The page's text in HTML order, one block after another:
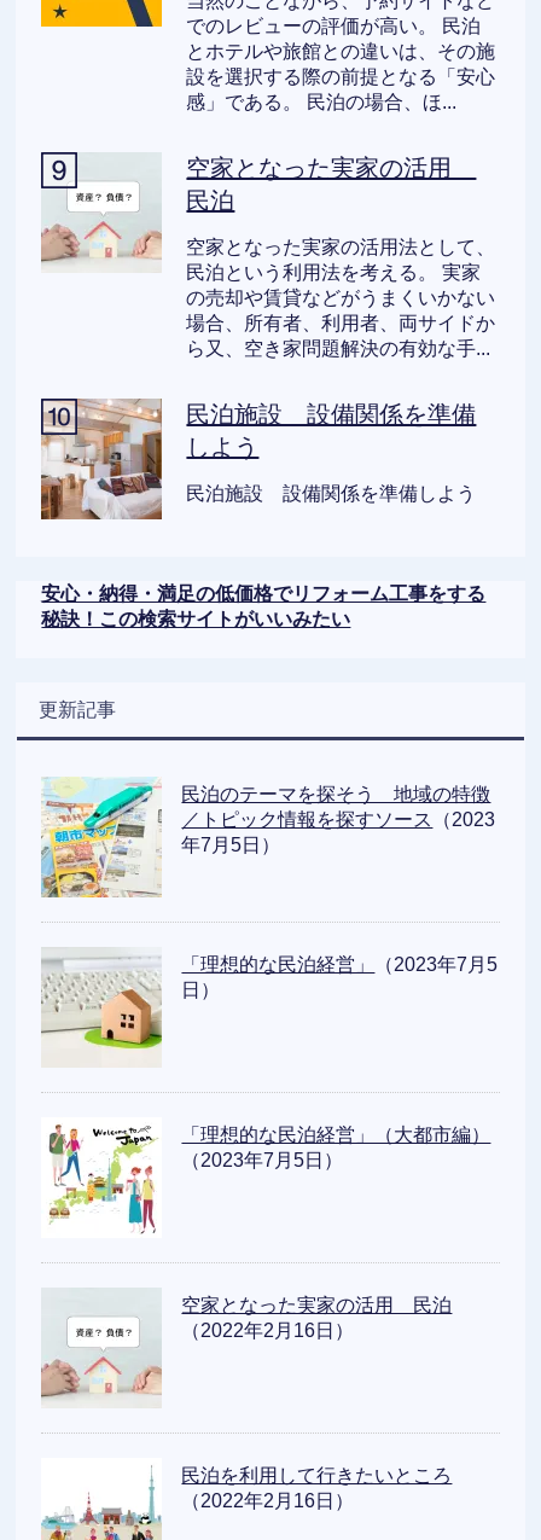
でのレビューの評価が高い。 民泊
とホテルや旅館との違いは、その施
設を選択する際の前提となる「安心
感」である。 民泊の場合、ほ...
空家となった実家の活用
民泊
空家となった実家の活用法として、
民泊という利用法を考える。 実家
の売却や賃貸などがうまくいかない
場合、所有者、利用者、両サイドか
ら又、空き家問題解決の有効な手...
民泊施設 設備関係を準備
しよう
民泊施設 設備関係を準備しよう
安心・納得・満足の低価格でリフォーム工事をする
秘訣！この検索サイトがいいみたい
更新記事
民泊のテーマを探そう 地域の特徴
／トピック情報を探すソース
（2023
年7月5日）
「理想的な民泊経営」
（2023年7月5
日）
「理想的な民泊経営」（大都市編）
（2023年7月5日）
空家となった実家の活用 民泊
（2022年2月16日）
民泊を利用して行きたいところ
（2022年2月16日）